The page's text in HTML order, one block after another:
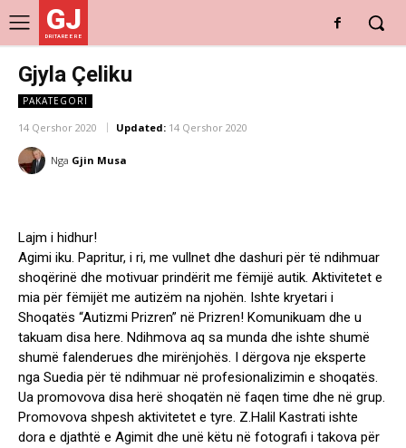
GJ
DRITARE E RE
Gjyla Çeliku
PAKATEGORI
14 Qershor 2020 Updated: 14 Qershor 2020
Nga Gjin Musa
Lajm i hidhur!
Agimi iku. Papritur, i ri, me vullnet dhe dashuri për të ndihmuar
shoqërinë dhe motivuar prindërit me fëmijë autik. Aktivitetet e
mia për fëmijët me autizëm na njohën. Ishte kryetari i
Shoqatës “Autizmi Prizren” në Prizren! Komunikuam dhe u
takuam disa here. Ndihmova aq sa munda dhe ishte shumë
shumë falenderues dhe mirënjohës. I dërgova nje eksperte
nga Suedia për të ndihmuar në profesionalizimin e shoqatës.
Ua promovova disa herë shoqatën në faqen time dhe në grup.
Promovova shpesh aktivitetet e tyre. Z.Halil Kastrati ishte
dora e djathtë e Agimit dhe unë këtu në fotografi i takova për